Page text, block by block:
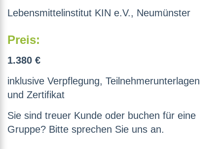
Lebensmittelinstitut KIN e.V., Neumünster
Preis:
1.380 €
inklusive Verpflegung, Teilnehmerunterlagen
und Zertifikat
Sie sind treuer Kunde oder buchen für eine
Gruppe? Bitte sprechen Sie uns an.